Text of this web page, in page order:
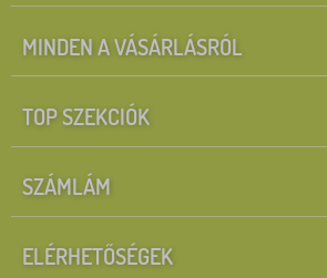
MINDEN A VÁSÁRLÁSRÓL
TOP SZEKCIÓK
SZÁMLÁM
ELÉRHETŐSÉGEK